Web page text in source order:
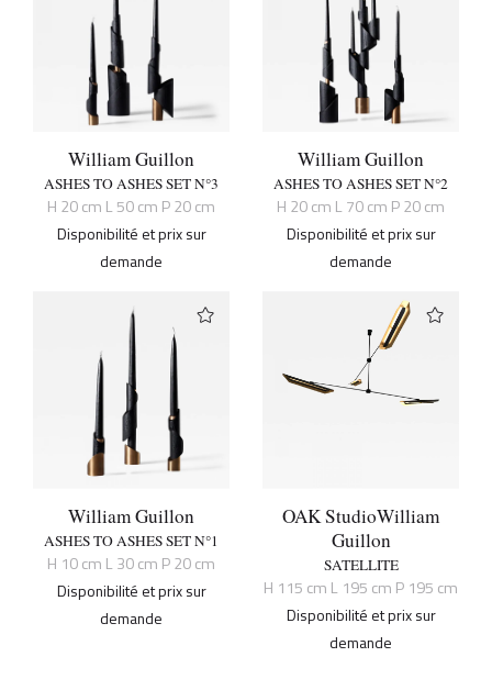
William Guillon
ASHES TO ASHES SET N°3
H 20 cm L 50 cm P 20 cm
Disponibilité et prix sur
demande
William Guillon
ASHES TO ASHES SET N°2
H 20 cm L 70 cm P 20 cm
Disponibilité et prix sur
demande
William Guillon
ASHES TO ASHES SET N°1
H 10 cm L 30 cm P 20 cm
Disponibilité et prix sur
demande
OAK StudioWilliam
Guillon
SATELLITE
H 115 cm L 195 cm P 195 cm
Disponibilité et prix sur
demande